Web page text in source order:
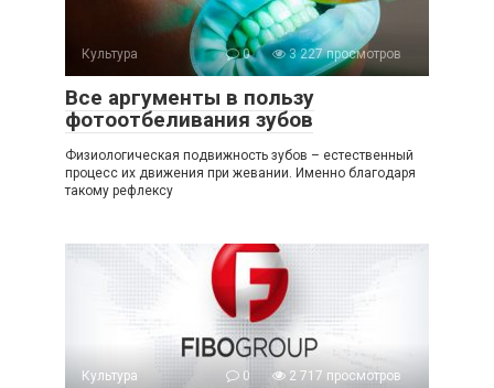
Культура 0 3 227 просмотров
Все аргументы в пользу
фотоотбеливания зубов
Физиологическая подвижность зубов – естественный
процесс их движения при жевании. Именно благодаря
такому рефлексу
Культура 0 2 717 просмотров